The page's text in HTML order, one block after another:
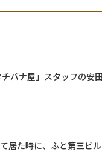
バナ屋」スタッフの安田
居た時に、ふと第三ビ